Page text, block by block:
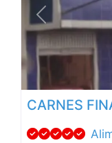
Anterior
CARNES